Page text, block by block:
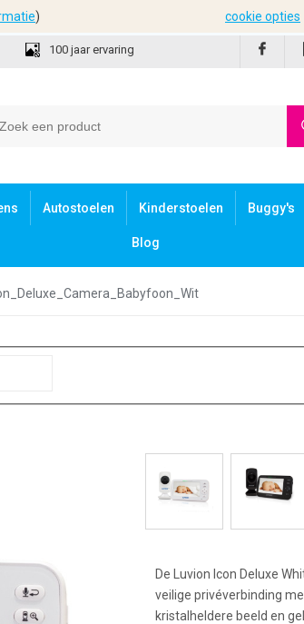
100 jaar ervaring
Autostoelen Kinderstoelen Buggy's
Blog
De Luvion Icon Deluxe
veilige privéverbinding
kristalheldere beeld en
) cookie opties